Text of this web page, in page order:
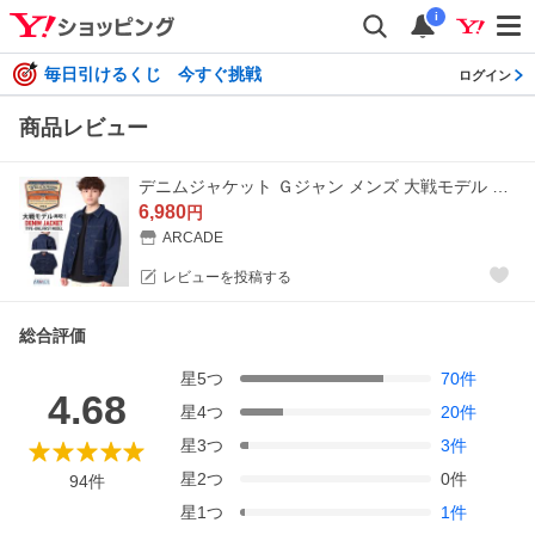
i
毎日引けるくじ 今すぐ挑戦 ログイン
商品レビュー
6,980円
ARCADE
レビューを投稿する
総合評価
4.68
94件
星5つ 70件
星4つ 20件
星3つ 3件
星2つ 0件
星1つ 1件